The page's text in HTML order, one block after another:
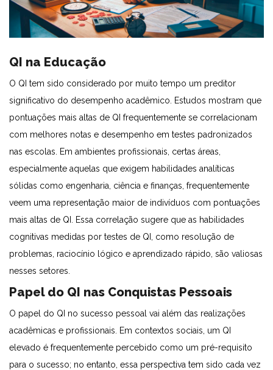
QI na Educação
O QI tem sido considerado por muito tempo um preditor
significativo do desempenho acadêmico. Estudos mostram que
pontuações mais altas de QI frequentemente se correlacionam
com melhores notas e desempenho em testes padronizados
nas escolas. Em ambientes profissionais, certas áreas,
especialmente aquelas que exigem habilidades analíticas
sólidas como engenharia, ciência e finanças, frequentemente
veem uma representação maior de indivíduos com pontuações
mais altas de QI. Essa correlação sugere que as habilidades
cognitivas medidas por testes de QI, como resolução de
problemas, raciocínio lógico e aprendizado rápido, são valiosas
nesses setores.
Papel do QI nas Conquistas Pessoais
O papel do QI no sucesso pessoal vai além das realizações
acadêmicas e profissionais. Em contextos sociais, um QI
elevado é frequentemente percebido como um pré-requisito
para o sucesso; no entanto, essa perspectiva tem sido cada vez